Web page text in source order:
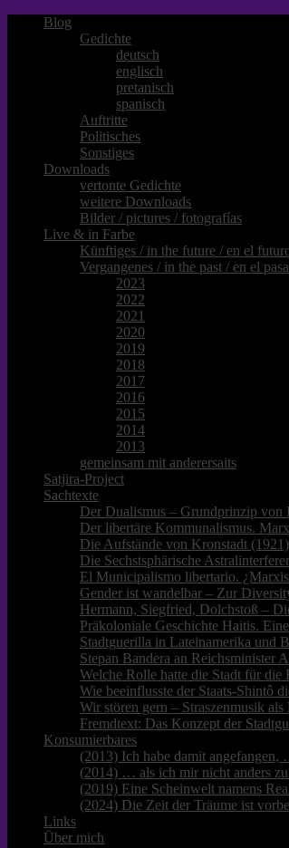
Blog
Gedichte
deutsch
englisch
pretanisch
spanisch
Auftritte
Politisches
Sonstiges
Downloads
vertonte Gedichte
weitere Downloads
Bilder / pictures / fotografías
Live & in Farbe
Künftiges / in the future / en el
Vergangenes / in the past / en el
2023
2022
2021
2020
2019
2018
2017
2016
2015
2014
2013
gemeinsam mit anderersaits
Satjira-Project
Sachtexte
Der Dualismus – Grundprinzip von
Der libertäre Kommunalismus.
Die Aufstände von Kronstadt
Die Sechstsphärische
El Municipalismo libertario.
Gender ist wandelbar – Zur
Hermann, Siegfried, Dolchstoß –
Präkoloniale Geschichte Haitis.
Stadtguerilla in Lateinamerika und
Stepan Bandera an Reichsminister
Welche Rolle hatte die Stadt für
Wie beeinflusste der Staats-Shintô
Wir stören gern – Straszenmusik
Fremdtext: Das Konzept der
Konsumierbares
(2013) Ich habe damit angefangen,
(2014) … als ich mir nicht anders
(2019) Eine Scheinwelt namens
(2024) Die Zeit der Träume ist
Links
Über mich